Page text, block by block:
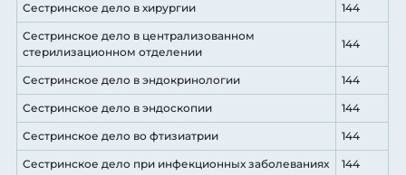
Сестринское дело в хирургии 144
Сестринское дело в централизованном
стерилизационном отделении
144
Сестринское дело в эндокринологии 144
Сестринское дело в эндоскопии 144
Сестринское дело во фтизиатрии 144
Сестринское дело при инфекционных заболеваниях 144